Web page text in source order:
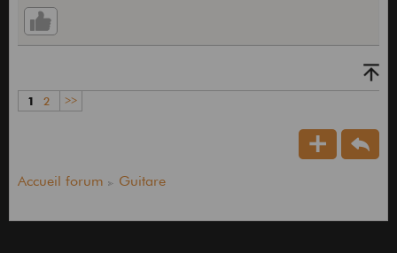
1 2 >>
Accueil forum Guitare